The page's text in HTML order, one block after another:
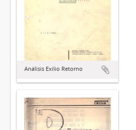
Análisis Exilio Retorno